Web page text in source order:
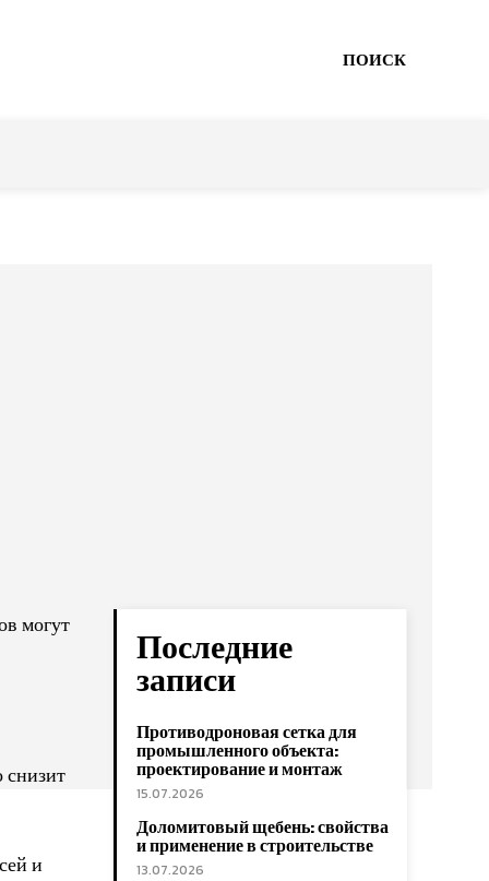
ПОИСК
могут
и
Последние
записи
Противодроновая сетка для
промышленного объекта:
проектирование и монтаж
15.07.2026
Доломитовый щебень: свойства
и применение в строительстве
13.07.2026